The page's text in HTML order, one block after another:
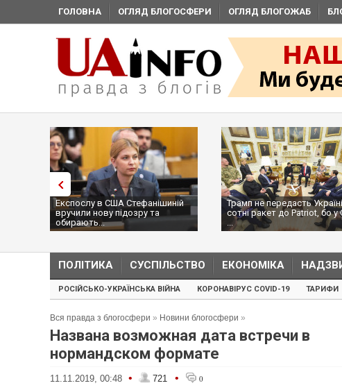
ГОЛОВНА ОГЛЯД БЛОГОСФЕРИ ОГЛЯД БЛОГОЖАБ
Експослу в США Стефанішиній
вручили нову підозру та
обирають...
Трамп не передасть Україні
сотні ракет до Patriot, бо
...
ПОЛІТИКА СУСПІЛЬСТВО ЕКОНОМІКА
РОСІЙСЬКО-УКРАЇНСЬКА ВІЙНА КОРОНАВІРУС COVID-19 ТАРИФИ
Вся правда з блогосфери » Новини блогосфери »
Названа возможная дата встречи в
нормандском формате
11.11.2019, 00:48 • 721 • 0